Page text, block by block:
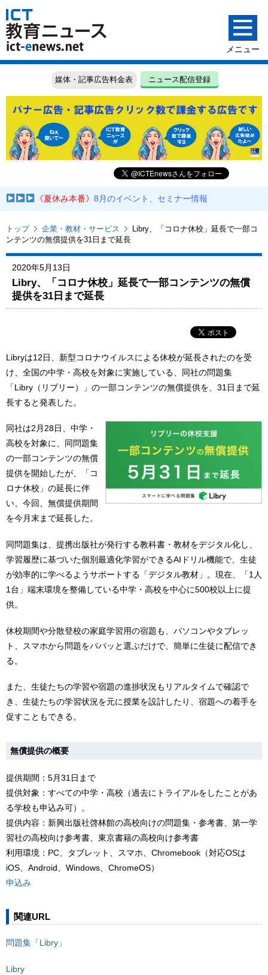
媒体・記事広告料金表 ニュース配信登録
《夏休み本番》8月のイベント、セミナー情報
トップ 企業・教材・サービス
Libry、「コロナ休校」延長で一部コ
ンテンツの無償提供を31日まで延長
2020年5月13日
Libry、「コロナ休校」延長で一部コンテンツの無償
提供を31日まで延長
Libryは12日、新型コロナウイルスによる休校が延長されたのを受
け、全国の中学・高校を対象に実施している、同社の問題集
「Libry（リブリー）」の一部コンテンツの無償提供を、31日まで延
長すると発表した。
同社は2月28日、中学・
高校を対象に、同問題集
の一部コンテンツの無償
提供を開始したが、「コ
ロナ休校」の延長に伴
い、今回、無償提供期間
を今月末まで延長した。
同問題集は、提携出版社が発行する教科書・教材をデジタル化し、
学習履歴に基づいた個別最適化学習ができるAIドリル機能で、生徒
が効率的に学べるようサポートする「デジタル教材」。現在、「1人
1台」端末環境を整備している中学・高校を中心に500校以上に提
供。
休校期間や分散登校の家庭学習用の宿題も、パソコンやタブレッ
ト、スマホから問題をパパッと選ぶだけで、簡単に生徒に配信でき
る。
また、生徒たちの学習や宿題の進捗状況もリアルタイムで確認で
き、生徒たちの学習状況を元に授業を設計したり、宿題への着手を
促すこともできる。
無償提供の概要
提供期間：5月31日まで
提供対象：すべての中学・高校（過去にトライアルをしたことがあ
る学校も申込み可）。
提供内容：新興出版社啓林館の高校向けの問題集・参考書、第一学
習社の高校向け参考書、東京書籍の高校向け参考書
利用環境：PC、タブレット、スマホ、Chromebook（対応OSは
iOS、Android、Windows、ChromeOS）
申込み
関連URL
問題集「Libry」
Libry